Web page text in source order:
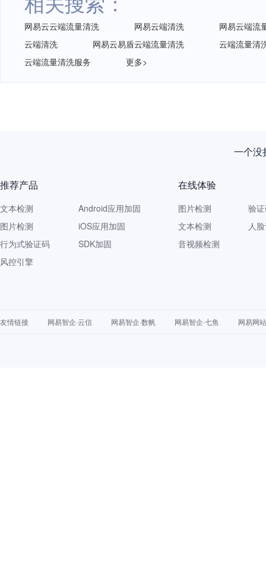
网易云云端流量清洗 网易云端清洗
网易云端流
云端清洗
网易云易盾云端流量清洗
云端流量清
云端流量清洗服务
更多>
新规
推荐产品
文本检测
图片检测
行为式验证码
风控引擎
Android应用加固
iOS应用加固
SDK加固
在线体验
图片检测
文本检测
音视频检测
验
人
友情链接 网易智企·云信 网易智企·数帆 网易智企·七鱼 网易网